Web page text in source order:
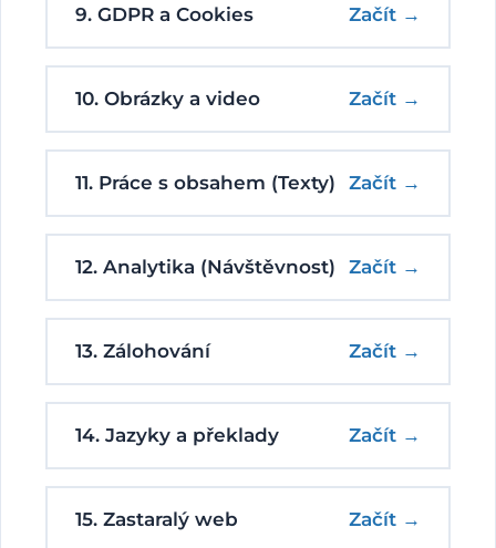
9. GDPR a Cookies Začít →
10. Obrázky a video Začít →
11. Práce s obsahem (Texty) Začít →
12. Analytika (Návštěvnost) Začít →
13. Zálohování Začít →
14. Jazyky a překlady Začít →
15. Zastaralý web Začít →